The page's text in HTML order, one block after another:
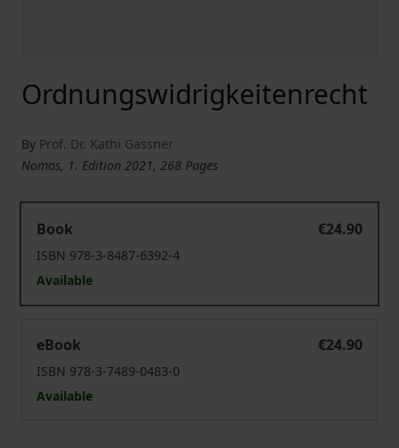
Ordnungswidrigkeitenrecht
By Prof. Dr. Kathi Gassner
Nomos, 1. Edition 2021, 268 Pages
Book
€24.90
ISBN 978-3-8487-6392-4
Available
eBook
€24.90
ISBN 978-3-7489-0483-0
Available